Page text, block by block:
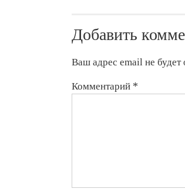
разыскивают
похитившую
обезьяну
Добавить
Ваш адрес email не будет
Комментарий *